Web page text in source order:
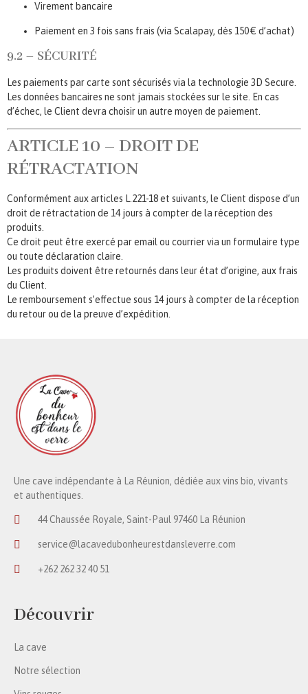
Virement bancaire
Paiement en 3 fois sans frais (via Scalapay, dès 150 € d’achat)
9.2 – SÉCURITÉ
Les paiements par carte sont sécurisés via la technologie 3D Secure.
Les données bancaires ne sont jamais stockées sur le site. En cas
d’échec, le Client devra choisir un autre moyen de paiement.
ARTICLE 10 – DROIT DE
RÉTRACTATION
Conformément aux articles L.221-18 et suivants, le Client dispose d’un
droit de rétractation de 14 jours à compter de la réception des
produits.
Ce droit peut être exercé par email ou courrier via un formulaire type
ou toute déclaration claire.
Les produits doivent être retournés dans leur état d’origine, aux frais
du Client.
Le remboursement s’effectue sous 14 jours à compter de la réception
du retour ou de la preuve d’expédition.
Une cave indépendante à La Réunion, dédiée aux vins bio, vivants
et authentiques.
44 Chaussée Royale, Saint-Paul 97460 La Réunion
service@lacavedubonheurestdansleverre.com
+262 262 32 40 51
Découvrir
La cave
Notre sélection